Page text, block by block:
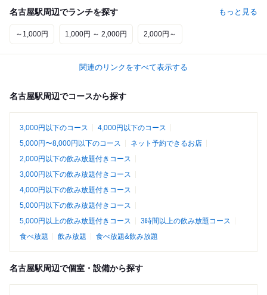
名古屋駅周辺でランチを探す もっと見る
～1,000円 1,000円 ～ 2,000円 2,000円～
関連のリンクをすべて表示する
名古屋駅周辺でコースから探す
3,000円以下のコース
4,000円以下のコース
5,000円〜8,000円以下のコース
ネット予約できるお店
2,000円以下の飲み放題付きコース
3,000円以下の飲み放題付きコース
4,000円以下の飲み放題付きコース
5,000円以下の飲み放題付きコース
5,000円以上の飲み放題付きコース
3時間以上の飲み放題コース
食べ放題
飲み放題 食べ放題&飲み放題
名古屋駅周辺で個室・設備から探す